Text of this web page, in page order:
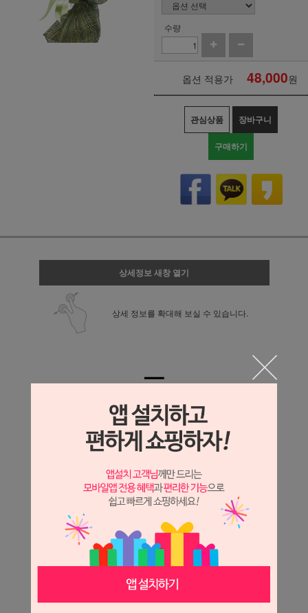
수량
옵션 적용가 48,000원
관심상품 장바구니
구매하기
상세정보 새창 열기
상세 정보를 확대해 보실 수 있습니다.